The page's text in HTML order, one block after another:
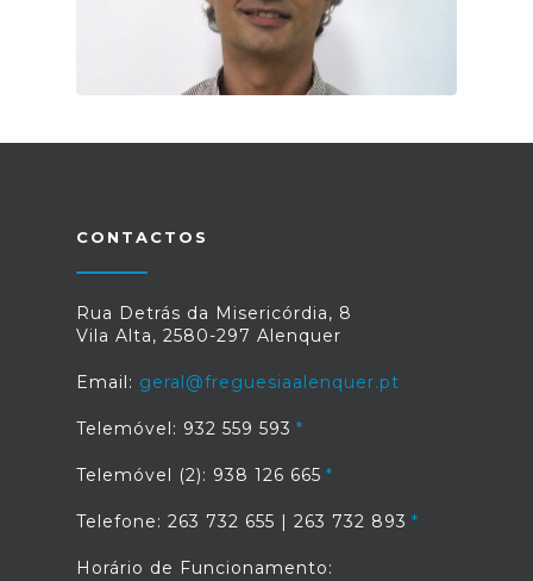
CONTACTOS
Rua Detrás da Misericórdia, 8
Vila Alta, 2580-297 Alenquer
Email: geral@freguesiaalenquer.pt
Telemóvel: 932 559 593
Telemóvel (2): 938 126 665
Telefone: 263 732 655 | 263 732 893
Horário de Funcionamento: